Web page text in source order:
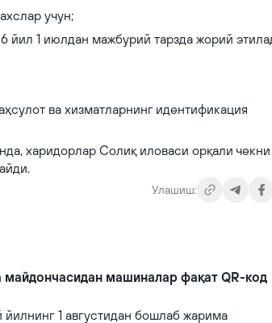
учун;
1 июлдан мажбурий тарзда жорий
ва хизматларнинг идентификация
харидорлар Солиқ иловаси орқали чекни
Улашиш:
майдончасидан машиналар фақат QR-код
1 августидан бошлаб жарима